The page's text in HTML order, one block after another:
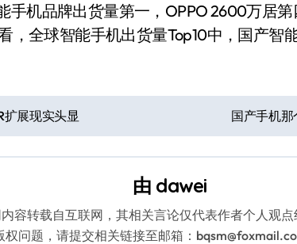
手机品牌出货量第一，OPPO 2600万居
，全球智能手机出货量Top10中，国产智
展现实头显 国产手机
由 dawei
内容转载自互联网，其相关言论仅代表作者个人观
问题，请提交相关链接至邮箱：